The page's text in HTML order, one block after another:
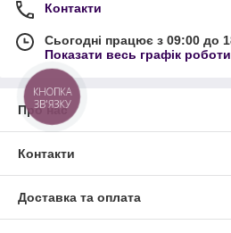
Контакти
Сьогодні працює з 09:00 до
Показати весь графік роботи
Про нас
Контакти
Доставка та оплата
КНОПКА
ЗВ'ЯЗКУ